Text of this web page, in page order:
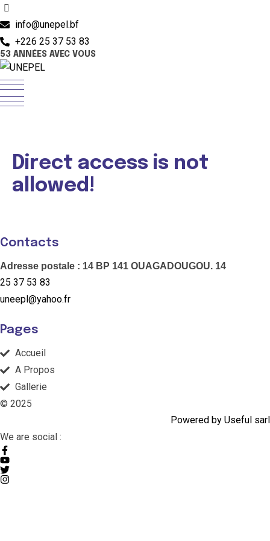
Skip
to
content
info@unepel.bf
+226 25 37 53 83
53 ANNÉES AVEC VOUS
Direct access is not
allowed!
Contacts
Adresse postale : 14 BP 141 OUAGADOUGOU. 14
25 37 53 83
uneepl@yahoo.fr
Pages
Accueil
A Propos
Gallerie
© 2025
Powered by Useful sarl
We are social :